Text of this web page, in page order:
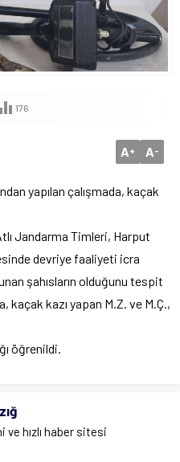
176
A+ A-
yapılan çalışmada, kaçak
Jandarma Timleri, Harput
devriye faaliyeti icra
şahısların olduğunu tespit
kaçak kazı yapan M.Z. ve M.Ç.,
öğrenildi.
ve hızlı haber sitesi